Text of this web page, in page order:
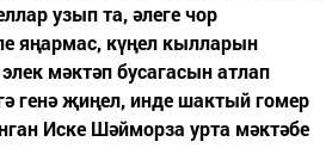
узып та, әлеге чор
яңармас, күңел кылларын
мәктәп бусагасын атлап
генә җиңел, инде шактый гомер
Иске Шәйморза урта мәктәбе